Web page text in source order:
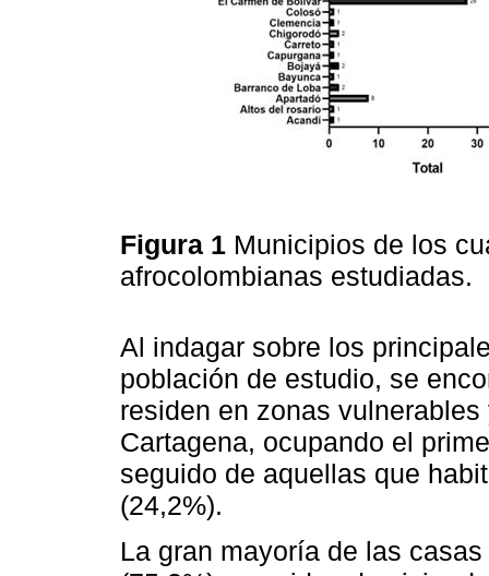
Figura 1 Municipios de los
afrocolombianas estudiadas.
Al indagar sobre los
población de estudio, se
residen en zonas
Cartagena, ocupando el
seguido de aquellas que
(24,2%).
La gran mayoría de las